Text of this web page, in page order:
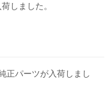
しました。
正パーツが入荷しまし